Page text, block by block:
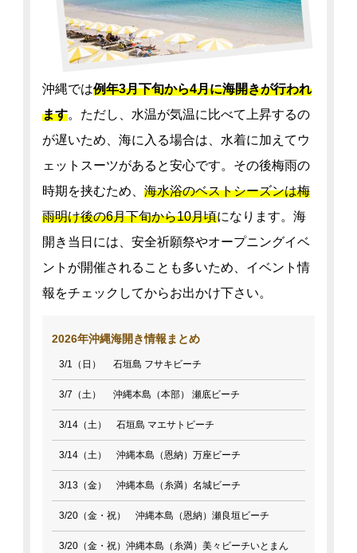
沖縄では例年3月下旬から4月に海開きが行われ
ます。ただし、水温が気温に比べて上昇するの
が遅いため、海に入る場合は、水着に加えてウ
ェットスーツがあると安心です。その後梅雨の
時期を挟むため、 海水浴のベストシーズンは梅
雨明け後の6月下旬から10月頃になります。海
開き当日には、安全祈願祭やオープニングイベ
ントが開催されることも多いため、イベント情
報をチェックしてからお出かけ下さい。
2026年沖縄海開き情報まとめ
3/1（日） 石垣島 フサキビーチ
3/7（土） 沖縄本島（本部） 瀬底ビーチ
3/14（土） 石垣島 マエサトビーチ
3/14（土） 沖縄本島（恩納）万座ビーチ
3/13（金） 沖縄本島（糸満）名城ビーチ
3/20（金・祝） 沖縄本島（恩納）瀬良垣ビーチ
3/20（金・祝）沖縄本島（糸満）美々ビーチいとまん